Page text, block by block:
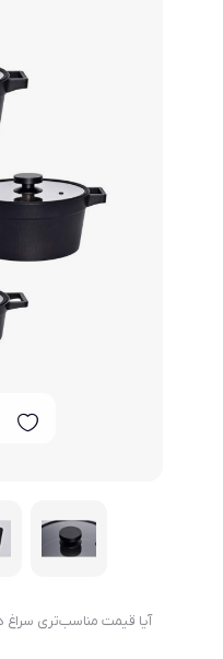
آیا قیمت مناسب‌تری سراغ